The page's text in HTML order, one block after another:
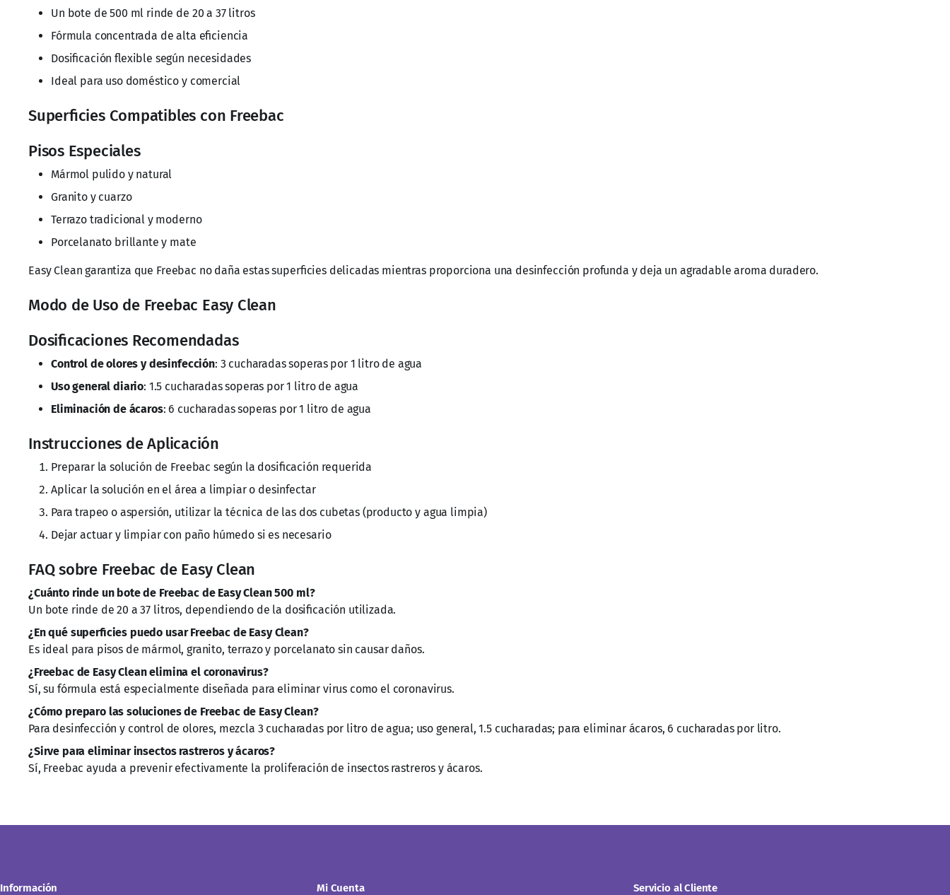
Un bote de 500 ml rinde de 20 a 37 litros
Fórmula concentrada de alta eficiencia
Dosificación flexible según necesidades
Ideal para uso doméstico y comercial
Superficies Compatibles con Freebac
Pisos Especiales
Mármol pulido y natural
Granito y cuarzo
Terrazo tradicional y moderno
Porcelanato brillante y mate
Easy Clean garantiza que Freebac no daña estas superficies delicadas mientras proporciona una desinfección profunda y deja un agradable aroma duradero.
Modo de Uso de Freebac Easy Clean
Dosificaciones Recomendadas
Control de olores y desinfección: 3 cucharadas soperas por 1 litro de agua
Uso general diario: 1.5 cucharadas soperas por 1 litro de agua
Eliminación de ácaros: 6 cucharadas soperas por 1 litro de agua
Instrucciones de Aplicación
Preparar la solución de Freebac según la dosificación requerida
Aplicar la solución en el área a limpiar o desinfectar
Para trapeo o aspersión, utilizar la técnica de las dos cubetas (producto y agua limpia)
Dejar actuar y limpiar con paño húmedo si es necesario
FAQ sobre Freebac de Easy Clean
¿Cuánto rinde un bote de Freebac de Easy Clean 500 ml?
Un bote rinde de 20 a 37 litros, dependiendo de la dosificación utilizada.
¿En qué superficies puedo usar Freebac de Easy Clean?
Es ideal para pisos de mármol, granito, terrazo y porcelanato sin causar daños.
¿Freebac de Easy Clean elimina el coronavirus?
Sí, su fórmula está especialmente diseñada para eliminar virus como el coronavirus.
¿Cómo preparo las soluciones de Freebac de Easy Clean?
Para desinfección y control de olores, mezcla 3 cucharadas por litro de agua; uso general, 1.5 cucharadas; para eliminar ácaros, 6 cucharadas por litro.
¿Sirve para eliminar insectos rastreros y ácaros?
Sí, Freebac ayuda a prevenir efectivamente la proliferación de insectos rastreros y ácaros.
Información Mi Cuenta Servicio al Cliente